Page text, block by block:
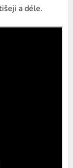
a déle.